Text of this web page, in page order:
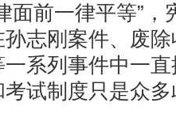
面前一律平等”，
志刚案件、废
系列事件中一
试制度只是众